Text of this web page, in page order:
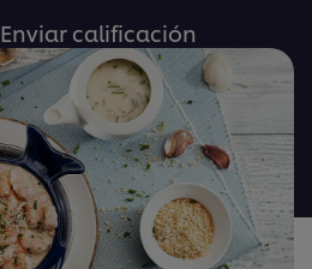
No
se
han
enviado
calificaciones
para
este
recipe
Enviar calificación